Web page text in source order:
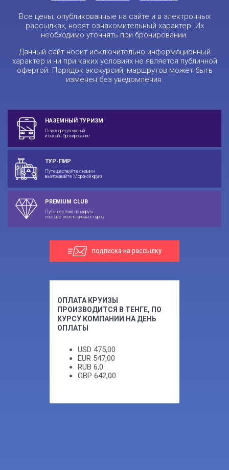
Все цены, опубликованные на сайте и в электронных
рассылках, носят ознакомительный характер. Их
необходимо уточнять при бронировании.
Данный сайт носит исключительно информационный
характер и ни при каких условиях не является публичной
офертой. Порядок экскурсий, маршрутов может быть
изменен без уведомления.
НАЗЕМНЫЙ ТУРИЗМ
Поиск предложений
и онлайн-бронирование
ТУР-ПИР
Путешествуйте с нами и
выигрывайте Морской круиз
PREMIUM CLUB
Путешествия по миру в
составе эксклюзивных туров
подписка на рассылку
ОПЛАТА КРУИЗЫ
ПРОИЗВОДИТСЯ В ТЕНГЕ, ПО
КУРСУ КОМПАНИИ НА ДЕНЬ
ОПЛАТЫ
USD 475,00
EUR 547,00
RUB 6,0
GBP 642,00